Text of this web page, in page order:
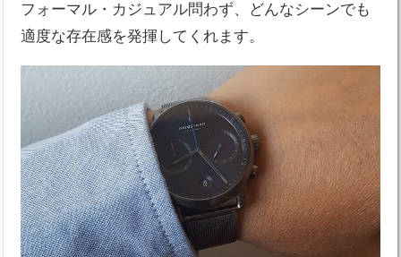
フォーマル・カジュアル問わず、どんなシーンでも
適度な存在感を発揮してくれます。